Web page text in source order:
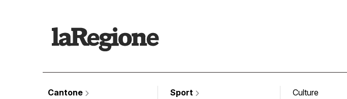
Cantone
Sport
Culture